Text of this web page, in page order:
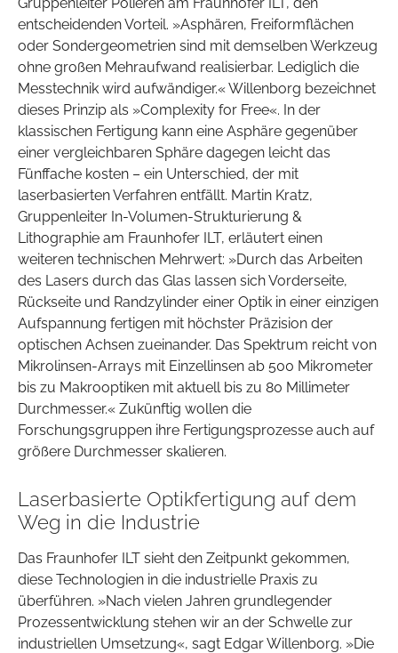
entscheidenden Vorteil. »Asphären, Freiformflächen
oder Sondergeometrien sind mit demselben Werkzeug
ohne großen Mehraufwand realisierbar. Lediglich die
Messtechnik wird aufwändiger.« Willenborg bezeichnet
dieses Prinzip als »Complexity for Free«. In der
klassischen Fertigung kann eine Asphäre gegenüber
einer vergleichbaren Sphäre dagegen leicht das
Fünffache kosten – ein Unterschied, der mit
laserbasierten Verfahren entfällt. Martin Kratz,
Gruppenleiter In-Volumen-Strukturierung &
Lithographie am Fraunhofer ILT, erläutert einen
weiteren technischen Mehrwert: »Durch das Arbeiten
des Lasers durch das Glas lassen sich Vorderseite,
Rückseite und Randzylinder einer Optik in einer einzigen
Aufspannung fertigen mit höchster Präzision der
optischen Achsen zueinander. Das Spektrum reicht von
Mikrolinsen-Arrays mit Einzellinsen ab 500 Mikrometer
bis zu Makrooptiken mit aktuell bis zu 80 Millimeter
Durchmesser.« Zukünftig wollen die
Forschungsgruppen ihre Fertigungsprozesse auch auf
größere Durchmesser skalieren.
Laserbasierte Optikfertigung auf dem
Weg in die Industrie
Das Fraunhofer ILT sieht den Zeitpunkt gekommen,
diese Technologien in die industrielle Praxis zu
überführen. »Nach vielen Jahren grundlegender
Prozessentwicklung stehen wir an der Schwelle zur
industriellen Umsetzung«, sagt Edgar Willenborg. »Die